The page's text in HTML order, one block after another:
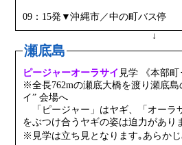
09：15発▼沖縄市／中の町バス停
↓
瀬底島
ピージャーオーラサイ ⾒学 《本部
※全⻑762mの瀬底⼤橋を渡り瀬底
イ” 会場へ
「ピージャー」はヤギ、「オーラ
をぶつけ合うヤギの姿は迫⼒があり
※⾒学は⽴ち⾒となります｡あらか